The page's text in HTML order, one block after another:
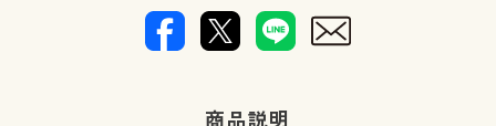
商品説明